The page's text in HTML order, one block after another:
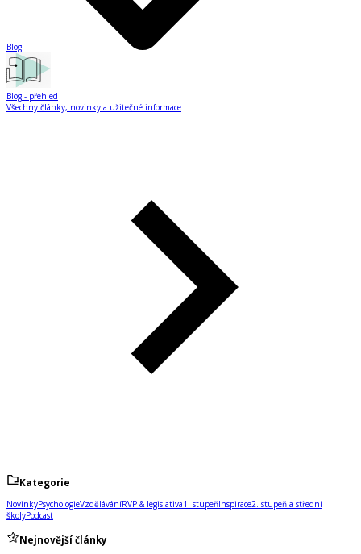
Blog
Blog - přehled
Všechny články, novinky a užitečné informace
Kategorie
NovinkyPsychologieVzděláváníRVP & legislativa1. stupeňInspirace2. stupeň a střední
školyPodcast
Nejnovější články